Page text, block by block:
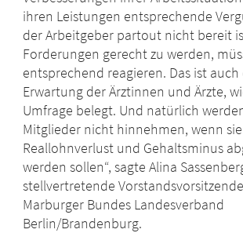
ihren Leistungen entsprechende
der Arbeitgeber partout nicht bereit
Forderungen gerecht zu werden,
entsprechend reagieren. Das ist auch
Erwartung der Ärztinnen und Ärzte,
Umfrage belegt. Und natürlich
Mitglieder nicht hinnehmen, wenn
Reallohnverlust und Gehaltsminus
werden sollen“, sagte Alina
stellvertretende
Marburger Bundes Landesverband
Berlin/Brandenburg.